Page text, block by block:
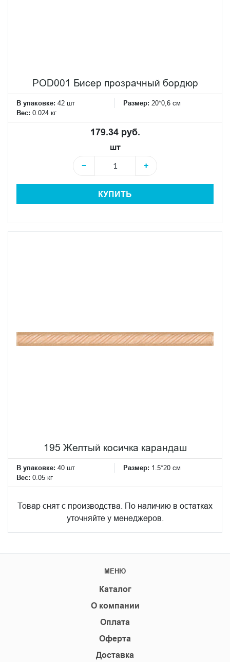
POD001 Бисер прозрачный бордюр
В упаковке: 42 шт Размер: 20*0,6 см
Вес: 0.024 кг
179.34 руб.
шт
−
+
КУПИТЬ
195 Желтый косичка карандаш
В упаковке: 40 шт Размер: 1.5*20 см
Вес: 0.05 кг
Товар снят с производства. По наличию в остатках
уточняйте у менеджеров.
МЕНЮ
Каталог
О компании
Оплата
Оферта
Доставка